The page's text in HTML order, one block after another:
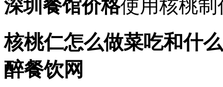
深圳餐馆价格使用核桃
核桃仁怎么做菜吃和什
醉餐饮网